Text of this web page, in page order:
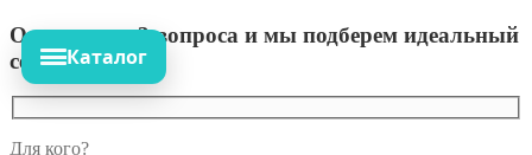
Ответьте на 3 вопроса и мы подберем идеальный
сет!
Для кого?
Каталог